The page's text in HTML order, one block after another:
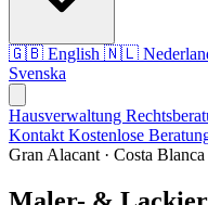
🇬🇧 English 🇳🇱
Svenska
Hausverwaltung
Kontakt Kostenlose
Gran Alacant · Costa Blanca